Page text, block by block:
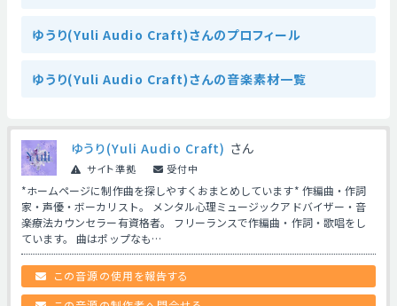
ゆうり(Yuli Audio Craft)さんのプロフィール
ゆうり(Yuli Audio Craft)さんの音楽素材一覧
ゆうり(Yuli Audio Craft) さん
サイト準拠 受付中
*ホームページに制作曲を探しやすくおまとめしています* 作編曲・作詞
家・声優・ボーカリスト。 メンタル心理ミュージックアドバイザー・音
楽療法カウンセラー有資格者。 フリーランスで作編曲・作詞・歌唱をし
ています。 曲はポップなも…
この音源の使用を報告する